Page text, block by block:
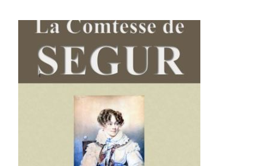
AJOUTER AU PANIER / DÉTAILS